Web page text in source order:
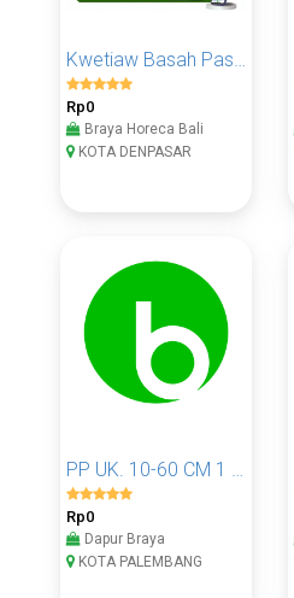
Kwetiaw Basah Pasar
Rp0
Braya Horeca Bali
KOTA DENPASAR
PP UK. 10-60 CM 1 KG
Rp0
Dapur Braya
KOTA PALEMBANG